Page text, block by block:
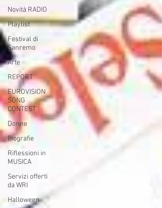
Novità RADIO
Playlist
Festival di
Sanremo
Arte
REPORT
EUROVISION
SONG
CONTEST
Donne
Biografie
Riflessioni in
MUSICA
Servizi offerti
da WRI
Halloween